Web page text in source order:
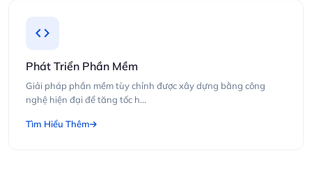
code
Phát Triển Phần Mềm
Giải pháp phần mềm tùy chỉnh được xây dựng bằng công
nghệ hiện đại để tăng tốc h...
Tìm Hiểu Thêm